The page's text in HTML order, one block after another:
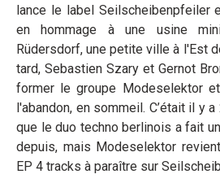
lance le label Seilscheibenpfeiler
en hommage à une usine
Rüdersdorf, une petite ville à l'Est
tard, Sebastien Szary et Gernot
former le groupe Modeselektor
l'abandon, en sommeil. C’était il y
que le duo techno berlinois a fait
depuis, mais Modeselektor
EP 4 tracks à paraître sur